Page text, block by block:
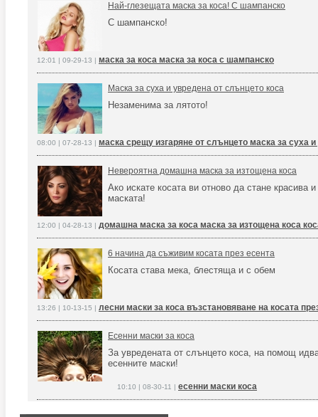
Най-глезещата маска за коса! С шампанско
С шампанско!
12:01 | 09-29-13 | маска за коса маска за коса с шампанско
Маска за суха и увредена от слънцето коса
Незаменима за лятото!
08:00 | 07-28-13 | маска срещу изгаряне от слънцето маска за суха
Невероятна домашна маска за изтощена коса
Ако искате косата ви отново да стане красива
маската!
12:00 | 04-28-13 | домашна маска за коса маска за изтощена коса
6 начина да съживим косата през есента
Косата става мека, блестяща и с обем
13:26 | 10-13-15 | лесни маски за коса възстановяване на косата
Есенни маски за коса
За увредената от слънцето коса, на помощ
есенните маски!
10:10 | 08-30-11 | есенни маски коса